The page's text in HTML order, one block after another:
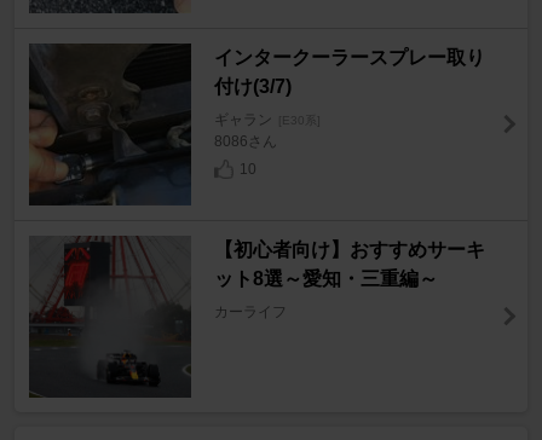
インタークーラースプレー取り
付け(3/7)
ギャラン [E30系]
8086さん
10
【初心者向け】おすすめサーキ
ット8選～愛知・三重編～
カーライフ